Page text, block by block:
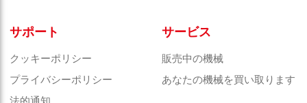
サポート
クッキーポリシー
プライバシーポリシー
法的通知
サービス
販売中の機械
あなたの機械を買い取ります